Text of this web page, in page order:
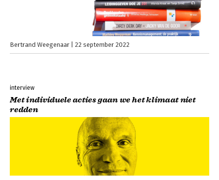
Bertrand Weegenaar 22 september 2022
interview
Met individuele acties gaan we het klimaat niet
redden